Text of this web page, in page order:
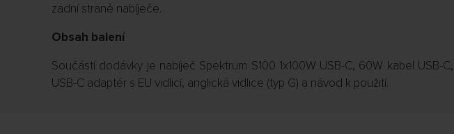
zadní straně nabíječe.
Obsah balení
Součástí dodávky je nabíječ Spektrum S100 1x100W USB-C, 60W kabel USB-C,
USB-C adaptér s EU vidlicí, anglická vidlice (typ G) a návod k použití.